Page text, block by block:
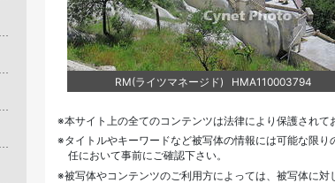
RM(ライツマネージド) HMA110003794
本サイト上の全てのコンテンツは法律により保護され
タイトルやキーワードなど被写体の情報には可能な限
任において事前にご確認下さい。
被写体やコンテンツのご利用方によっては、被写体に